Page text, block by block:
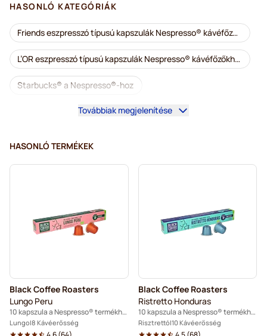
HASONLÓ KATEGÓRIÁK
Friends eszpresszó típusú kapszulák Nespresso® kávéfőzőkhöz
L’OR eszpresszó típusú kapszulák Nespresso® kávéfőzőkhöz
Starbucks® a Nespresso®-hoz
Kávégépek a Nespresso®-hoz
illy kapszulák Nespresso® kávéfőzőkhöz
Tartozékok a Nespresso®-hoz
L’OR kapszulák Nespresso® kávéfőzőkhöz
Segafredo kapszulák Nespresso® kávéfőzőkhöz
Továbbiak megjelenítése
HASONLÓ TERMÉKEK
Black Coffee Roasters
Lungo Peru
10 kapszula a Nespresso® termékhez
Lungo 8 Kávéerősség
Black Coffee Roasters
Ristretto Honduras
10 kapszula a Nespresso® termékhez
Risztrettó 10 Kávéerősség